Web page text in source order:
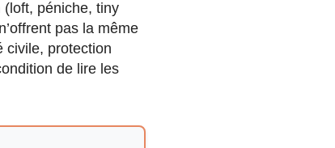
(loft, péniche, tiny
pas la même
civile, protection
de lire les